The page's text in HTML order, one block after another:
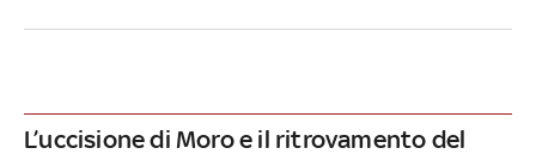
L’uccisione di Moro e il ritrovamento del